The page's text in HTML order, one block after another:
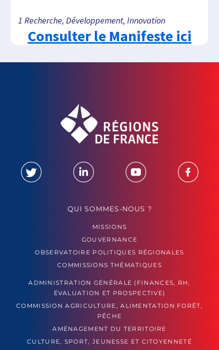
1 Recherche, Développement, Innovation
Consulter le Manifeste ici
QUI SOMMES-NOUS ?
MISSIONS
GOUVERNANCE
OBSERVATOIRE POLITIQUES RÉGIONALES
COMMISSIONS THÉMATIQUES
ADMINISTRATION GÉNÉRALE (FINANCES, RH,
ÉVALUATION ET PROSPECTIVE)
COMMISSION AGRICULTURE, ALIMENTATION FORÊT,
PÊCHE
AMÉNAGEMENT DU TERRITOIRE
CULTURE, SPORT, JEUNESSE ET CITOYENNETÉ